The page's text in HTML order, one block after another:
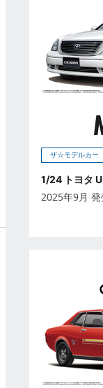
ザ☆モデルカー
1/24 トヨタ
2025年9月 発